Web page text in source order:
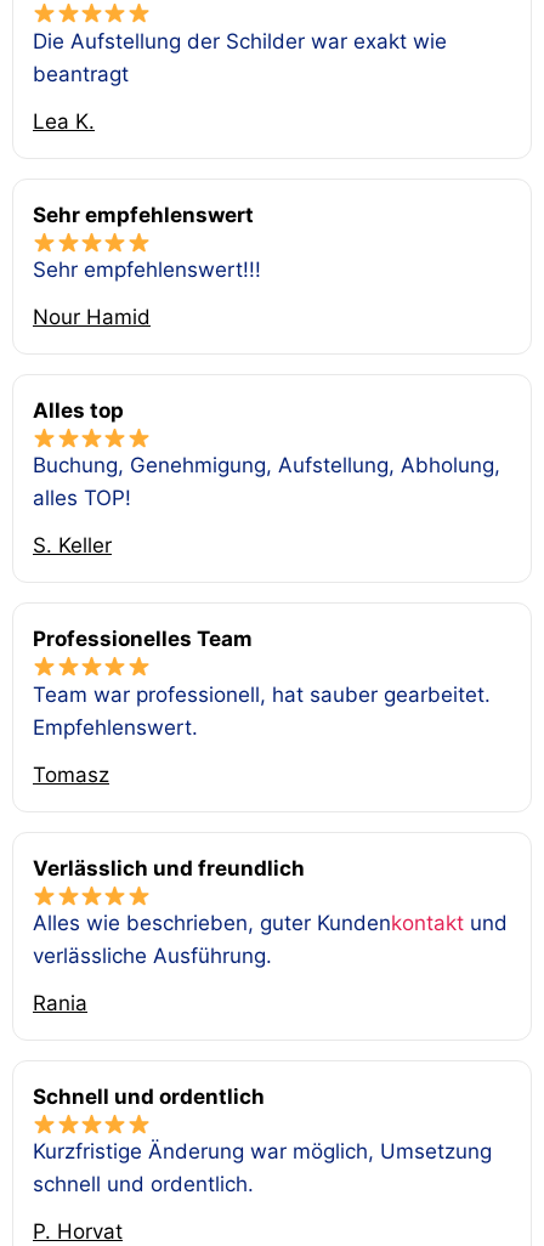
Die Aufstellung der Schilder war exakt wie
beantragt
Lea K.
Sehr empfehlenswert
Sehr empfehlenswert!!!
Nour Hamid
Alles top
Buchung, Genehmigung, Aufstellung, Abholung,
alles TOP!
S. Keller
Professionelles Team
Team war professionell, hat sauber gearbeitet.
Empfehlenswert.
Tomasz
Verlässlich und freundlich
Alles wie beschrieben, guter Kundenkontakt und
verlässliche Ausführung.
Rania
Schnell und ordentlich
Kurzfristige Änderung war möglich, Umsetzung
schnell und ordentlich.
P. Horvat